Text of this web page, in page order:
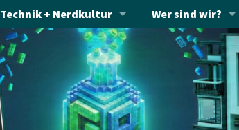
Technik + Nerdkultur Wer sind wir?